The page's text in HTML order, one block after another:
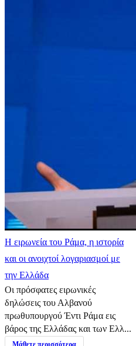
Η ειρωνεία του Ράμα, η ιστορία
και οι ανοιχτοί λογαριασμοί με
την Ελλάδα
Οι πρόσφατες ειρωνικές
δηλώσεις του Αλβανού
πρωθυπουργού Έντι Ράμα εις
βάρος της Ελλάδας και των Ελλ...